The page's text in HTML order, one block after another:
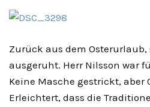
Zurück aus dem
ausgeruht. Herr Nilsson war
Keine Masche gestrickt, aber
Erleichtert, dass die